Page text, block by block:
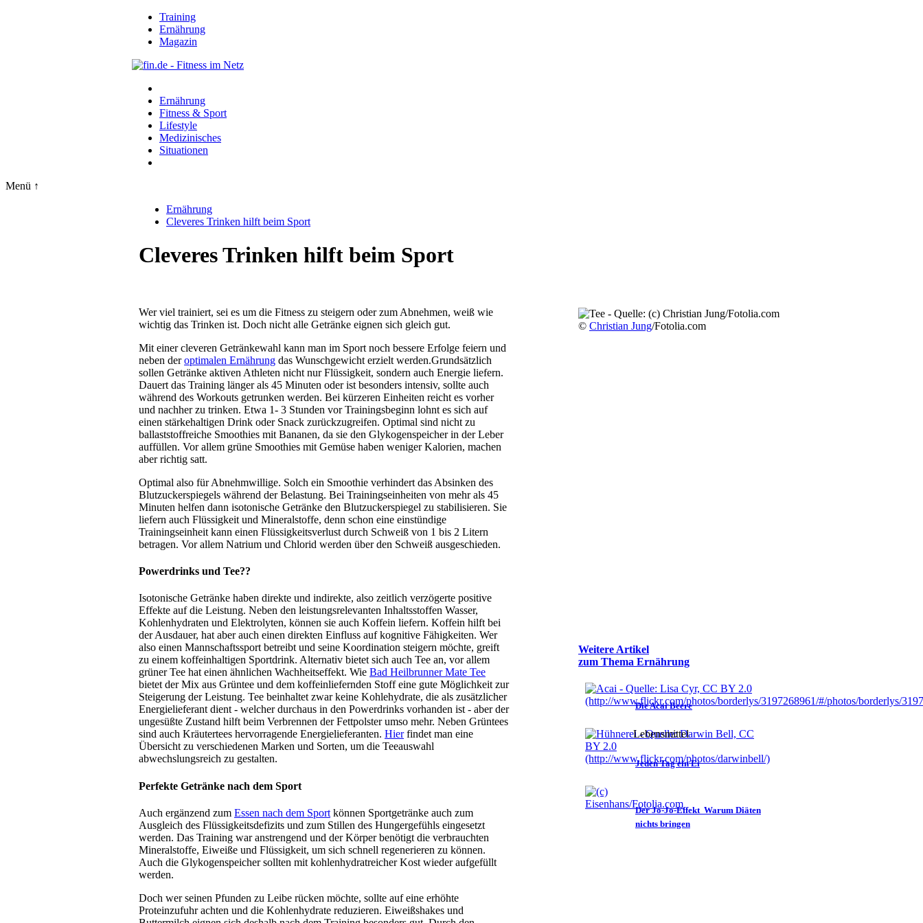
Training
Ernährung
Magazin
Ernährung
Fitness & Sport
Lifestyle
Medizinisches
Situationen
Menü ↑
Ernährung
Cleveres Trinken hilft beim Sport
Cleveres Trinken hilft beim Sport
Wer viel trainiert, sei es um die Fitness zu steigern oder zum Abnehmen, weiß wie
wichtig das Trinken ist. Doch nicht alle Getränke eignen sich gleich gut.
Mit einer cleveren Getränkewahl kann man im Sport noch bessere Erfolge feiern und
neben deroptimalen Ernährung das Wunschgewicht erzielt werden.Grundsätzlich
sollen Getränke aktiven Athleten nicht nur Flüssigkeit, sondern auch Energie liefern.
Dauert das Training länger als 45 Minuten oder ist besonders intensiv, sollte auch
während des Workouts getrunken werden. Bei kürzeren Einheiten reicht es vorher
und nachher zu trinken. Etwa 1- 3 Stunden vor Trainingsbeginn lohnt es sich auf
einen stärkehaltigen Drink oder Snack zurückzugreifen. Optimal sind nicht zu
ballaststoffreiche Smoothies mit Bananen, da sie den Glykogenspeicher in der Leber
auffüllen. Vor allem grüne Smoothies mit Gemüse haben weniger Kalorien, machen
aber richtig satt.
Optimal also für Abnehmwillige. Solch ein Smoothie verhindert das Absinken des
Blutzuckerspiegels während der Belastung. Bei Trainingseinheiten von mehr als 45
Minuten helfen dann isotonische Getränke den Blutzuckerspiegel zu stabilisieren. Sie
liefern auch Flüssigkeit und Mineralstoffe, denn schon eine einstündige
Trainingseinheit kann einen Flüssigkeitsverlust durch Schweiß von 1 bis 2 Litern
betragen. Vor allem Natrium und Chlorid werden über den Schweiß ausgeschieden.
Powerdrinks und Tee??
Isotonische Getränke haben direkte und indirekte, also zeitlich verzögerte positive
Effekte auf die Leistung. Neben den leistungsrelevanten Inhaltsstoffen Wasser,
Kohlenhydraten und Elektrolyten, können sie auch Koffein liefern. Koffein hilft bei
der Ausdauer, hat aber auch einen direkten Einfluss auf kognitive Fähigkeiten. Wer
also einen Mannschaftssport betreibt und seine Koordination steigern möchte, greift
zu einem koffeinhaltigen Sportdrink. Alternativ bietet sich auch Tee an, vor allem
grüner Tee hat einen ähnlichen Wachheitseffekt. Wie Bad Heilbrunner Mate Tee
bietet der Mix aus Grüntee und dem koffeinliefernden Stoff eine gute Möglichkeit zur
Steigerung der Leistung. Tee beinhaltet zwar keine Kohlehydrate, die als zusätzlicher
Energielieferant dient - welcher durchaus in den Powerdrinks vorhanden ist - aber der
ungesüßte Zustand hilft beim Verbrennen der Fettpolster umso mehr. Neben Grüntees
sind auch Kräutertees hervorragende Energielieferanten. Hierfindet man eine
Übersicht zu verschiedenen Marken und Sorten, um die Teeauswahl
abwechslungsreich zu gestalten.
Perfekte Getränke nach dem Sport
Auch ergänzend zum Essen nach dem Sport können Sportgetränke auch zum
Ausgleich des Flüssigkeitsdefizits und zum Stillen des Hungergefühls eingesetzt
werden. Das Training war anstrengend und der Körper benötigt die verbrauchten
Mineralstoffe, Eiweiße und Flüssigkeit, um sich schnell regenerieren zu können.
Auch die Glykogenspeicher sollten mit kohlenhydratreicher Kost wieder aufgefüllt
werden.
Doch wer seinen Pfunden zu Leibe rücken möchte, sollte auf eine erhöhte
Proteinzufuhr achten und die Kohlenhydrate reduzieren. Eiweißshakes und
© Christian Jung/Fotolia.com
Weitere Artikel
zum Thema Ernährung
Die Acai Beere
Lebensmittel
Jeden Tag ein Ei
Der Jo-Jo-Effekt  Warum Diäten
nichts bringen